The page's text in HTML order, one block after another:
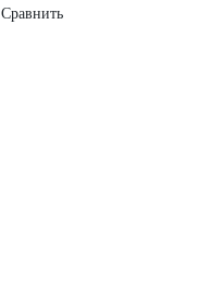
Сравнить